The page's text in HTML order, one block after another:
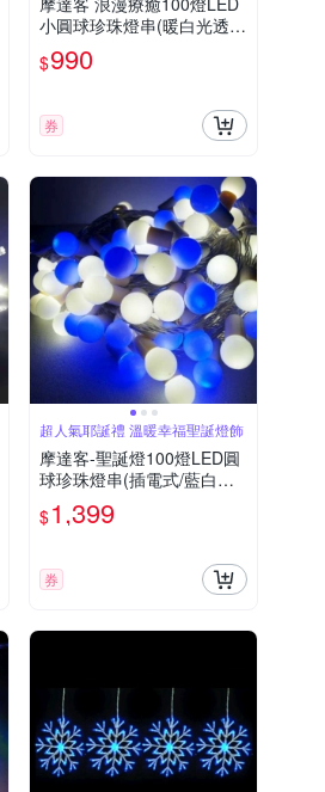
小圓球珍珠燈串(暖白光透明
線/USB接頭)聖誕燈
$990
券
超人氣耶誕禮 溫暖幸福聖誕燈飾
摩達客-聖誕燈100燈LED圓
球珍珠燈串(插電式/藍白光
透明線/ 附控制器跳機)(高亮
度又省電)
$1,399
券